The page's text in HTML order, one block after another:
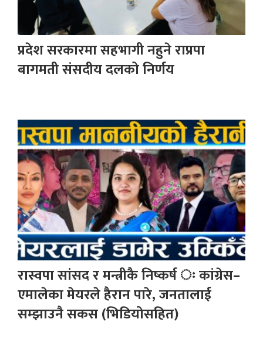
प्रदेश सरकारमा सहभागी नहुने राप्रपा
बागमती संसदीय दलको निर्णय
रास्वपा सांसद र मन्त्रीकै निष्कर्ष ः कांग्रेस–
एमालेका मेयरले हैरान पारे, जनतालाई
सम्झाउनै सकस (भिडियोसहित)